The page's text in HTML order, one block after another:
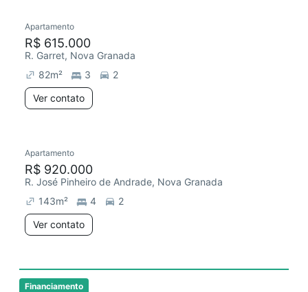
Financiamento
Apartamento
R$ 615.000
R. Garret, Nova Granada
82m² 3
2
Ver contato
Apartamento
R$ 920.000
R. José Pinheiro de Andrade, Nova Granada
143m² 4
2
Ver contato